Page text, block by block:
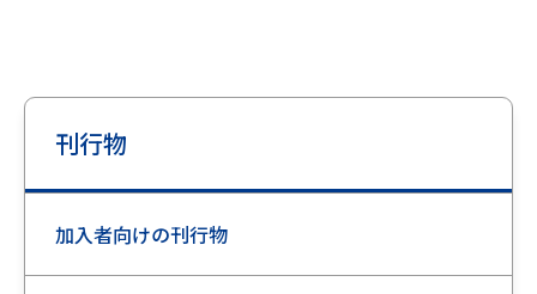
刊行物
加入者向けの刊行物